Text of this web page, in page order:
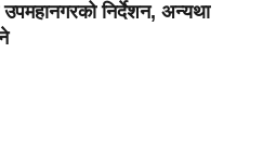
उपमहानगरको निर्देशन, अन्यथा